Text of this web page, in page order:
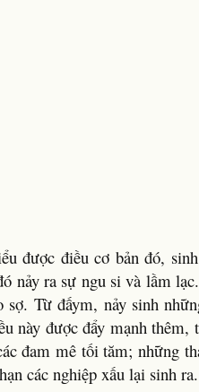
được điều cơ bản đó,
nảy ra sự ngu si và lầm
sợ. Từ đấym, nảy sinh
này được đẩy mạnh
đam mê tối tăm; những
các nghiệp xấu lại sinh ra.